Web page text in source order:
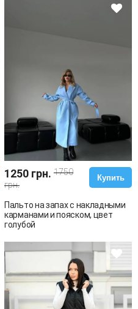
1250 грн. 1750
грн.
Купить
Пальто на запах с накладными
карманами и пояском, цвет
голубой